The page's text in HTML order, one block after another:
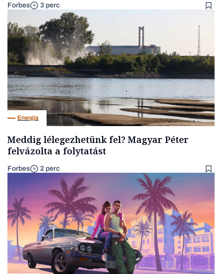
Forbes 3 perc
Energia
Meddig lélegezhetünk fel? Magyar Péter
felvázolta a folytatást
Forbes 2 perc